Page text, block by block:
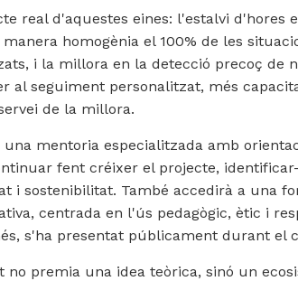
real d'aquestes eines: l'estalvi d'hores
homogènia el 100% de les
i la millora en la detecció precoç de
al seguiment personalitzat, més
de la millora.
mentoria especialitzada amb
fent créixer el projecte,
i sostenibilitat. També accedirà a una
centrada en l'ús pedagògic, ètic i
s'ha presentat públicament durant el
premia una idea teòrica, sinó un